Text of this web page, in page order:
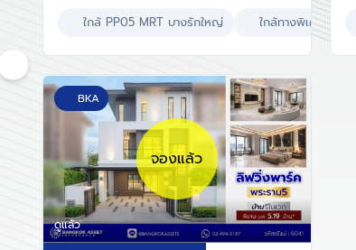
และรถไฟฟ้าสายสีม่วง "สถานี
ใกล้ PP05 MRT บางรักใหญ่ ใกล้ทางพิเศษศรีรัช
BKA
ดูแล้ว
จองแล้ว